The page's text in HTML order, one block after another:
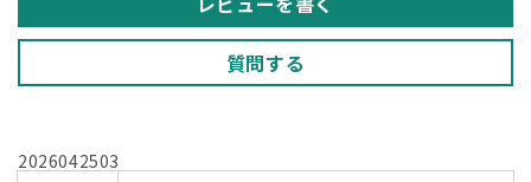
質問する
2026042503